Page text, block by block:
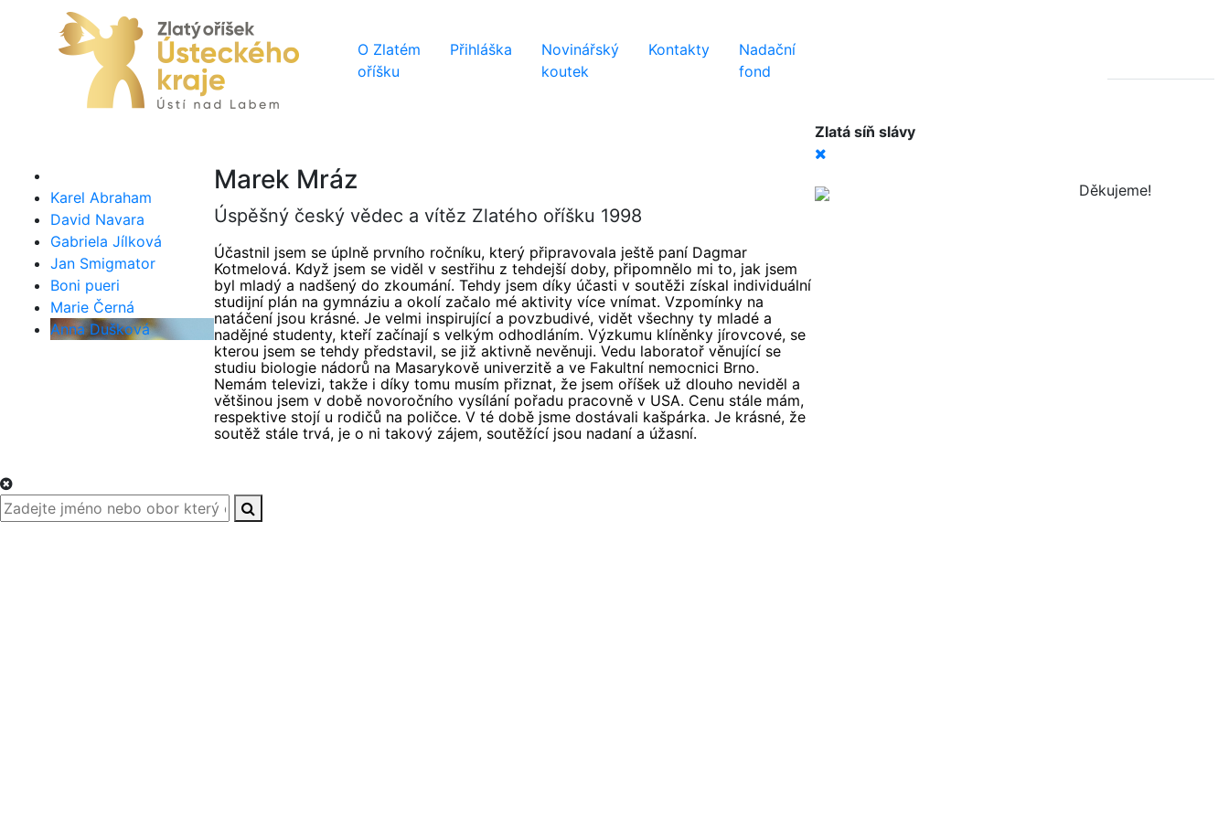
O Zlatém
oříšku
Přihláška
Novinářský
koutek
Kontakty
Nadační
fond
Zlatá síň slávy
Karel Abraham
David Navara
Gabriela Jílková
Jan Smigmator
Boni pueri
Marie Černá
Anna Dušková
Marek Mráz
Úspěšný český vědec a vítěz Zlatého oříšku 1998
Účastnil jsem se úplně prvního ročníku, který připravovala ještě paní Dagmar
Kotmelová. Když jsem se viděl v sestřihu z tehdejší doby, připomnělo mi to, jak jsem
byl mladý a nadšený do zkoumání. Tehdy jsem díky účasti v soutěži získal individuální
studijní plán na gymnáziu a okolí začalo mé aktivity více vnímat. Vzpomínky na
natáčení jsou krásné. Je velmi inspirující a povzbudivé, vidět všechny ty mladé a
nadějné studenty, kteří začínají s velkým odhodláním. Výzkumu klíněnky jírovcové, se
kterou jsem se tehdy představil, se již aktivně nevěnuji. Vedu laboratoř věnující se
studiu biologie nádorů na Masarykově univerzitě a ve Fakultní nemocnici Brno.
Nemám televizi, takže i díky tomu musím přiznat, že jsem oříšek už dlouho neviděl a
většinou jsem v době novoročního vysílání pořadu pracovně v USA. Cenu stále mám,
respektive stojí u rodičů na poličce. V té době jsme dostávali kašpárka. Je krásné, že
soutěž stále trvá, je o ni takový zájem, soutěžící jsou nadaní a úžasní.
Děkujeme!